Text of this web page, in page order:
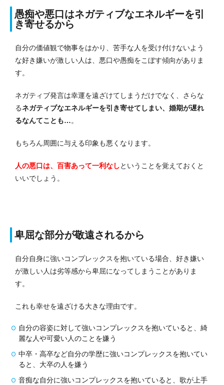
愚痴や悪口はネガティブなエネルギーを引
き寄せるから
自分の価値観で物事をはかり、苦手な人を受け付けないよう
な好き嫌いが激しい人は、悪口や愚痴をこぼす傾向がありま
す。
ネガティブ発言は幸運を遠ざけてしまうだけでなく、さらな
るネガティブなエネルギーを引き寄せてしまい、婚期が遅れ
るなんてことも…。
もちろん周囲に与える印象も悪くなります。
人の悪口は、百害あって一利なしということを覚えておくと
いいでしょう。
卑屈な部分が敬遠されるから
自分自身に強いコンプレックスを抱いている場合、好き嫌い
が激しい人は劣等感から卑屈になってしまうことがありま
す。
これも幸せを遠ざける大きな理由です。
自分の容姿に対して強いコンプレックスを抱いていると、綺
麗な人や可愛い人のことを嫌う
中卒・高卒など自分の学歴に強いコンプレックスを抱いてい
ると、大卒の人を嫌う
音痴な自分に強いコンプレックスを抱いていると、歌が上手